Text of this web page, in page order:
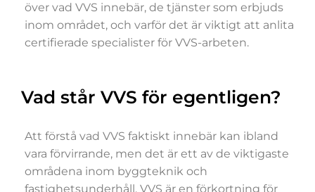
över vad VVS innebär, de tjänster som erbjuds
inom området, och varför det är viktigt att anlita
certifierade specialister för VVS-arbeten.
Vad står VVS för egentligen?
Att förstå vad VVS faktiskt innebär kan ibland
vara förvirrande, men det är ett av de viktigaste
områdena inom byggteknik och
fastighetsunderhåll. VVS är en förkortning för